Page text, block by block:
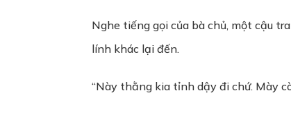
Nghe tiếng gọi của bà chủ, một cậu
lính khác lại đến.
“Này thằng kia tỉnh dậy đi chứ. Mày